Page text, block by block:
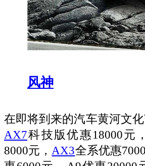
风神
在即将到来的汽车黄河文
AX7科技版优惠18000元，
8000元， AX3全系优惠